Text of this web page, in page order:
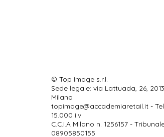
© Top Image s.r.l.
Sede legale: via Lattuada, 26,
Milano
topimage@accademiaretail.it -
15.000 i.v.
C.C.I.A Milano n. 1256157 -
08905850155